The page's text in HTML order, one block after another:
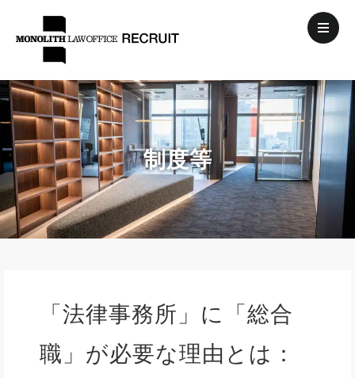
制度等
「法律事務所」に「総合
職」が必要な理由とは：